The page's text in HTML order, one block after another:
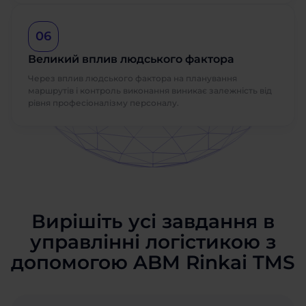
06
Великий вплив людського фактора
Через вплив людського фактора на планування
маршрутів і контроль виконання виникає залежність від
рівня професіоналізму персоналу.
Вирішіть усі завдання в
управлінні логістикою з
допомогою ABM Rinkai TMS